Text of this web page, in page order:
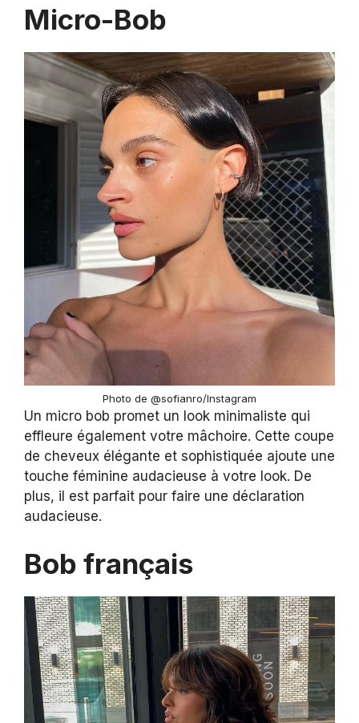
Micro-Bob
Photo de @sofianro/Instagram
Un micro bob promet un look minimaliste qui
effleure également votre mâchoire. Cette coupe
de cheveux élégante et sophistiquée ajoute une
touche féminine audacieuse à votre look. De
plus, il est parfait pour faire une déclaration
audacieuse.
Bob français